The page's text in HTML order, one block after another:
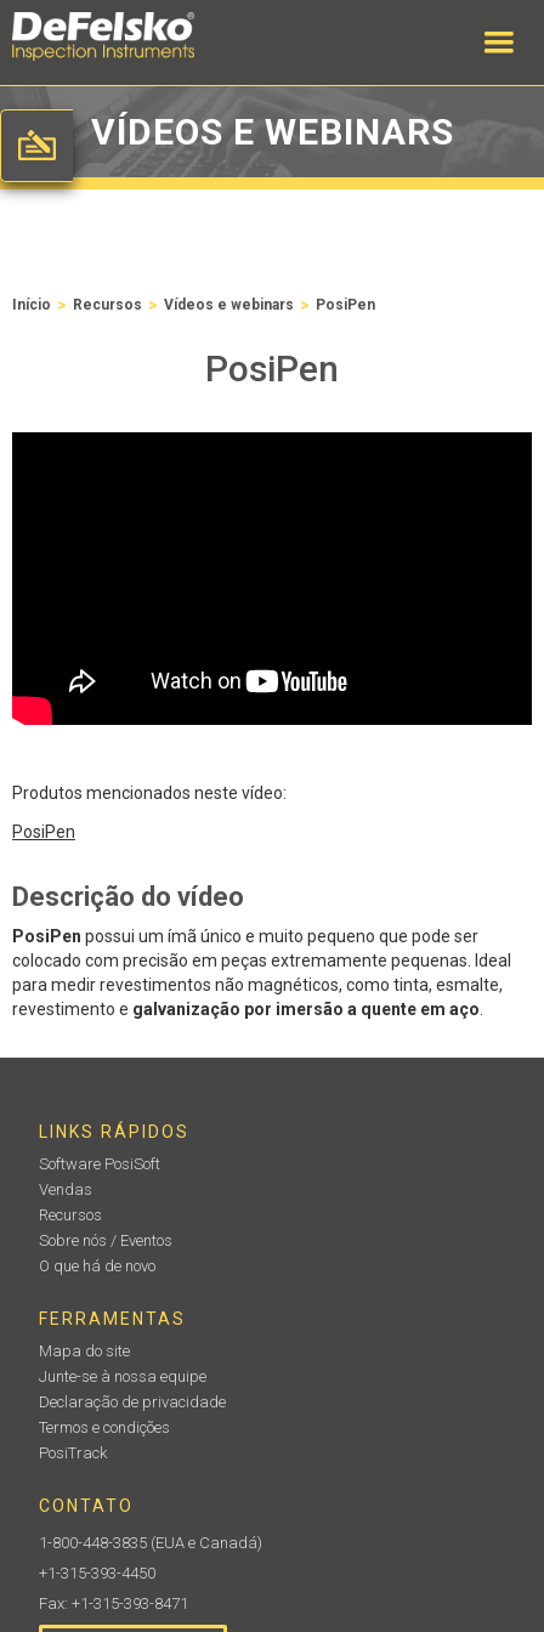
VÍDEOS E WEBINARS
Início > Recursos > Vídeos e webinars > PosiPen
PosiPen
Produtos mencionados neste vídeo:
PosiPen
Descrição do vídeo
PosiPen possui um ímã único e muito pequeno que pode ser
colocado com precisão em peças extremamente pequenas. Ideal
para medir revestimentos não magnéticos, como tinta, esmalte,
revestimento e galvanização por imersão a quente em aço
LINKS RÁPIDOS
Software PosiSoft
Vendas
Recursos
Sobre nós / Eventos
O que há de novo
FERRAMENTAS
Mapa do site
Junte-se à nossa equipe
Declaração de privacidade
Termos e condições
PosiTrack
CONTATO
1-800-448-3835 (EUA e Canadá)
+1-315-393-4450
Fax: +1-315-393-8471